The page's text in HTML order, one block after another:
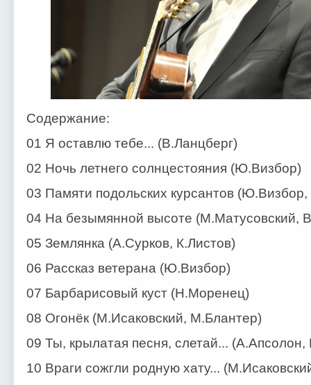
Содержание:
01 Я оставлю тебе... (В.Ланцберг)
02 Ночь летнего солнцестояния (Ю.Визбор)
03 Памяти подольских курсантов
04 На безымянной высоте (М.Матусовский,
05 Землянка (А.Сурков, К.Листов)
06 Рассказ ветерана (Ю.Визбор)
07 Барбарисовый куст (Н.Моренец)
08 Огонёк (М.Исаковский, М.Блантер)
09 Ты, крылатая песня, слетай...
10 Враги сожгли родную хату...